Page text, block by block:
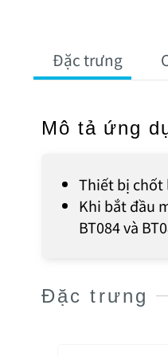
Đặc trưng
Mô tả ứng
Thiết bị chốt
Khi bắt đầu
BT084 và
Đặc trưng